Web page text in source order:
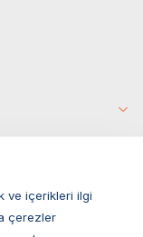
ve içerikleri ilgi
çerezler